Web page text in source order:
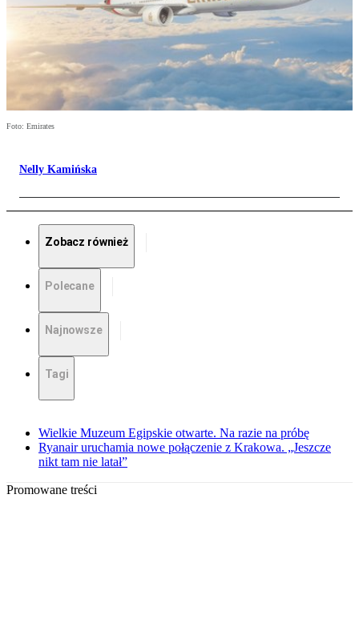
Foto: Emirates
Nelly Kamińska
Zobacz również
Polecane
Najnowsze
Tagi
Wielkie Muzeum Egipskie otwarte. Na razie na próbę
Ryanair uruchamia nowe połączenie z Krakowa. „Jeszcze
nikt tam nie latał”
Promowane treści